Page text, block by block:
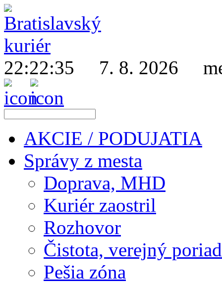
22:22:36 7. 8. 2026
AKCIE / PODUJATIA
Správy z mesta
Doprava, MHD
Kuriér zaostril
Rozhovor
Čistota, verejný
Pešia zóna